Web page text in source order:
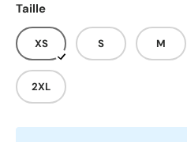
Taille
XS S M
2XL